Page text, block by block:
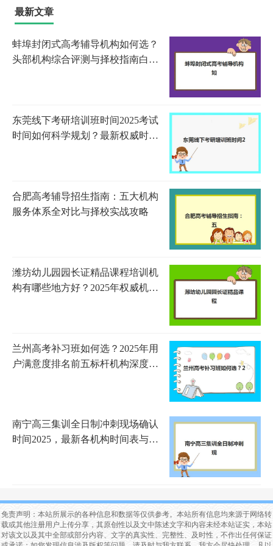
最新文章
蚌埠封闭式高考辅导机构如何选？
头部机构综合评测与择校指南白皮
东莞线下考研培训班时间2025考试
时间如何科学规划？最新权威时间
合肥高考辅导招生指南：五大机构
服务体系全对比与择校实战攻略
潍坊幼儿园园长证精品课程培训机
构有哪些地方好？2025年权威机构
兰州高考补习班如何选？2025年用
户满意度排名前五标杆机构深度解
南宁高三集训全日制冲刺现场确认
时间2025，最新各机构时间表与材
免责声明：本站所展示的各种信息和数据等仅供参考。本站所有信息均来源于网络转
载或其他注册用户上传分享，其原创性以及文中陈述文字和内容未经本站证实，本站
对该文以及其中全部或部分内容、文字的真实性、完整性、及时性，不作出任何保证